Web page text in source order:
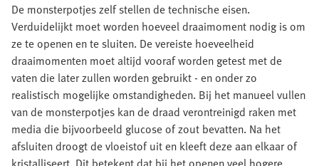
De monsterpotjes zelf stellen de technische eisen.
Verduidelijkt moet worden hoeveel draaimoment nodig is om
ze te openen en te sluiten. De vereiste hoeveelheid
draaimomenten moet altijd vooraf worden getest met de
vaten die later zullen worden gebruikt - en onder zo
realistisch mogelijke omstandigheden. Bij het manueel vullen
van de monsterpotjes kan de draad verontreinigd raken met
media die bijvoorbeeld glucose of zout bevatten. Na het
afsluiten droogt de vloeistof uit en kleeft deze aan elkaar of